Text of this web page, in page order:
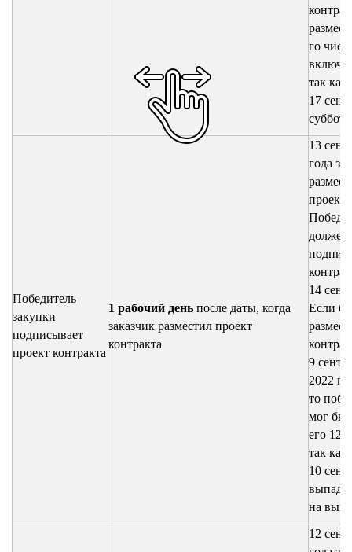
го
так как
17
суббота
Победитель
закупки
подписывает
проект контракта
1 рабочий день после даты, когда
заказчик разместил проект
контракта
13
года
проект
должен
14
Если
9
2022
то
мог бы
его 12-
так как
10
на
12